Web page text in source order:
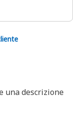
una descrizione